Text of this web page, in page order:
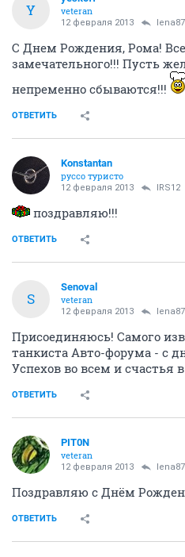
Y
veteran
12 февраля 2013 lena87
С Днем Рождения, Рома!
замечательного!!! Пусть
непременно сбываются!!!
ОТВЕТИТЬ
Konstantan
руссо туристо
12 февраля 2013 IRS12
поздравляю!!!
ОТВЕТИТЬ
S
Senoval
veteran
12 февраля 2013 lena87
Присоединяюсь! Самого
танкиста Авто-форума - с
Успехов во всем и счастья
ОТВЕТИТЬ
PIT0N
veteran
12 февраля 2013 lena87
Поздравляю с Днём
ОТВЕТИТЬ